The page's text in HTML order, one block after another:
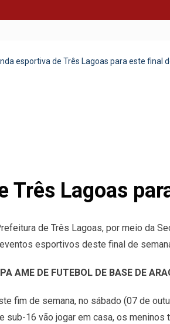
esportiva de Três Lagoas para este final
Três Lagoas
de Três Lagoas, por meio da
esportivos deste final de
AME DE FUTEBOL DE BASE DE
fim de semana, no sábado (07 de
sub-16 vão jogar em casa, os